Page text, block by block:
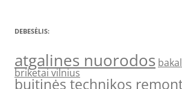
DEBESĖLIS:
atgalines nuorodos
briketai vilnius
buitinės technikos